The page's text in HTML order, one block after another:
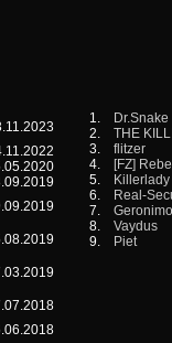
1.
Dr.Snake
2.
THE
3.
flitzer
4.
[FZ]
5.
Killerlady
6.
Real-
7.
Geronimo
8.
Vaydus
9.
Piet